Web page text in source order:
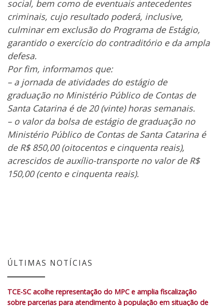
social, bem como de eventuais antecedentes
criminais, cujo resultado poderá, inclusive,
culminar em exclusão do Programa de Estágio,
garantido o exercício do contraditório e da ampla
defesa.
Por fim, informamos que:
– a jornada de atividades do estágio de
graduação no Ministério Público de Contas de
Santa Catarina é de 20 (vinte) horas semanais.
– o valor da bolsa de estágio de graduação no
Ministério Público de Contas de Santa Catarina é
de R$ 850,00 (oitocentos e cinquenta reais),
acrescidos de auxílio-transporte no valor de R$
150,00 (cento e cinquenta reais).
ÚLTIMAS NOTÍCIAS
TCE-SC acolhe representação do MPC e amplia fiscalização
sobre parcerias para atendimento à população em situação de